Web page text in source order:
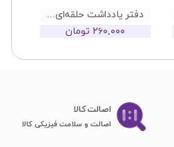
دفتر یادداشت حلقه‌ای دات نوت سری دختران طرح 05
۲۶۰,۰۰۰ تومان
اصا​​​​​​​لت کالا
اصالت و سلامت فیزیکی کالا